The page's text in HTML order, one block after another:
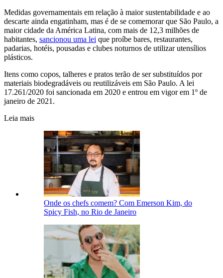
Medidas governamentais em relação à maior sustentabilidade e ao
descarte ainda engatinham, mas é de se comemorar que São Paulo, a
maior cidade da América Latina, com mais de 12,3 milhões de
habitantes, sancionou uma lei que proíbe bares, restaurantes,
padarias, hotéis, pousadas e clubes noturnos de utilizar utensílios
plásticos.
Itens como copos, talheres e pratos terão de ser substituídos por
materiais biodegradáveis ou reutilizáveis em São Paulo. A lei
17.261/2020 foi sancionada em 2020 e entrou em vigor em 1º de
janeiro de 2021.
Leia mais
Onde os chefs comem? Com Emerson Kim, do
Spicy Fish, no Rio de Janeiro